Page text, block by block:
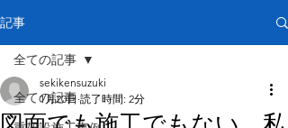
記事
全ての記事
全ての記事
sekikensuzuki
1月20日 読了時間: 2分